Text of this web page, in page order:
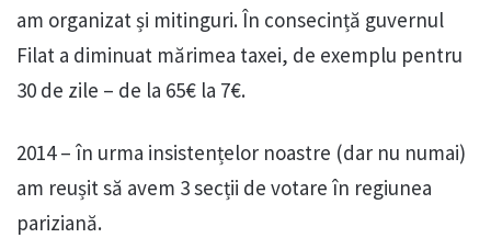
am organizat și mitinguri. În consecință guvernul
Filat a diminuat mărimea taxei, de exemplu pentru
30 de zile – de la 65€ la 7€.
2014 – în urma insistențelor noastre (dar nu numai)
am reușit să avem 3 secții de votare în regiunea
pariziană.